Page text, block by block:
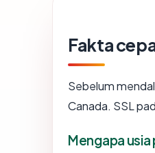
Fakta
Sebelum
Canada. SSL
Mengapa